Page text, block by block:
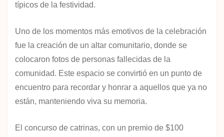
típicos de la festividad.
Uno de los momentos más emotivos de la celebración
fue la creación de un altar comunitario, donde se
colocaron fotos de personas fallecidas de la
comunidad. Este espacio se convirtió en un punto de
encuentro para recordar y honrar a aquellos que ya no
están, manteniendo viva su memoria.
El concurso de catrinas, con un premio de $100